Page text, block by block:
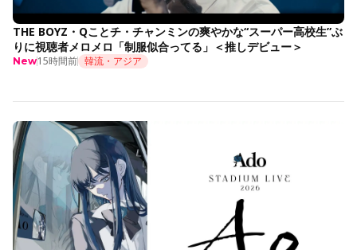
THE BOYZ・Qことチ・チャンミンの爽やかな“スーパー高校生”ぶ
りに視聴者メロメロ「制服似合ってる」＜推しデビュー＞
New15時間前 韓流・アジア